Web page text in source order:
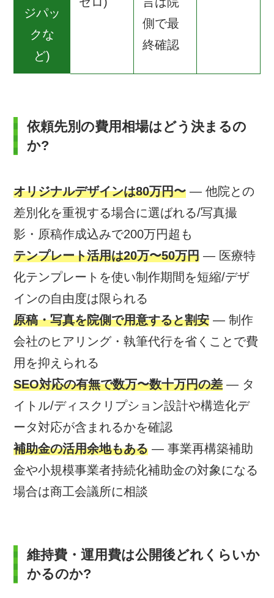
ジパッ
クな
ど)
側で最
終確認
依頼先別の費用相場はどう決まるの
か?
オリジナルデザインは80万円〜 — 他院との
差別化を重視する場合に選ばれる/写真撮
影・原稿作成込みで200万円超も
テンプレート活用は20万〜50万円 — 医療特
化テンプレートを使い制作期間を短縮/デザ
インの自由度は限られる
原稿・写真を院側で用意すると割安 — 制作
会社のヒアリング・執筆代行を省くことで費
用を抑えられる
SEO対応の有無で数万〜数十万円の差 — タ
イトル/ディスクリプション設計や構造化デ
ータ対応が含まれるかを確認
補助金の活用余地もある — 事業再構築補助
金や小規模事業者持続化補助金の対象になる
場合は商工会議所に相談
維持費・運用費は公開後どれくらいか
かるのか?